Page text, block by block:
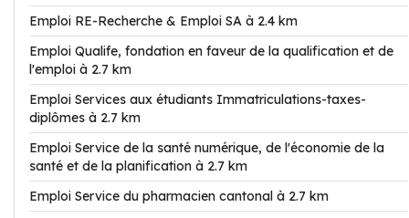
Emploi RE-Recherche & Emploi SA à 2.4 km
Emploi Qualife, fondation en faveur de la qualification et de
l'emploi à 2.7 km
Emploi Services aux étudiants Immatriculations-taxes-
diplômes à 2.7 km
Emploi Service de la santé numérique, de l'économie de la
santé et de la planification à 2.7 km
Emploi Service du pharmacien cantonal à 2.7 km